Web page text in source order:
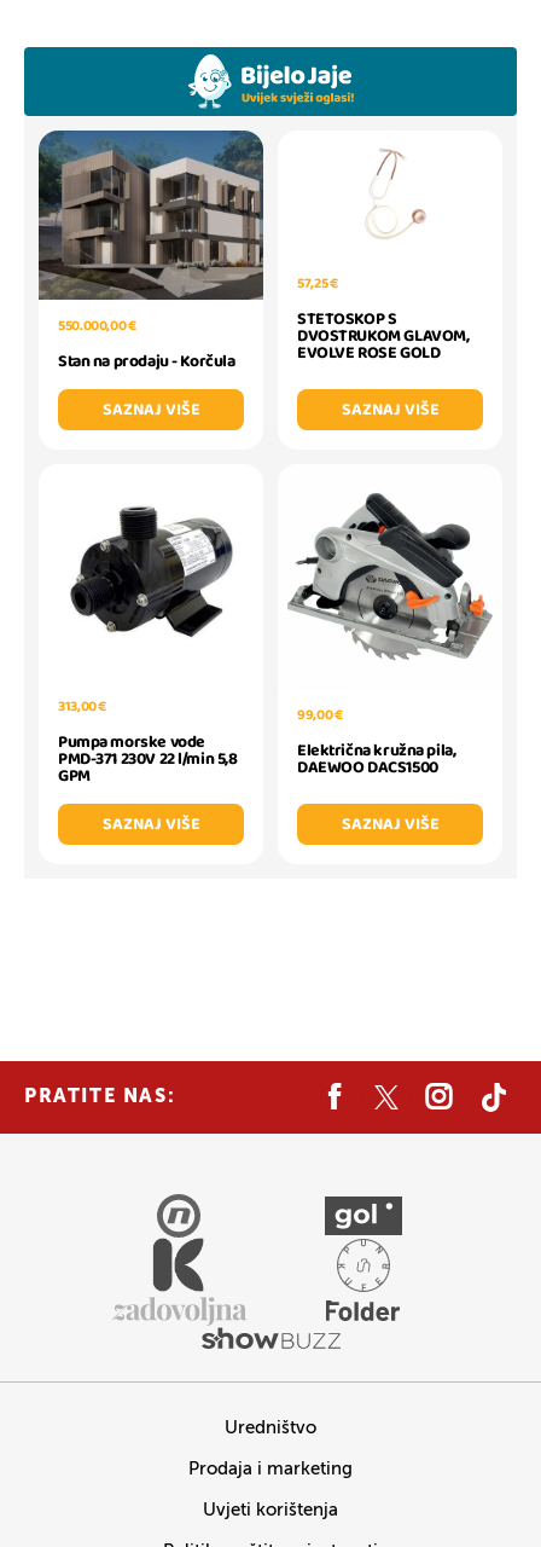
550.000,00 €
Stan na prodaju - Korčula
SAZNAJ VIŠE
57,25 €
STETOSKOP S
DVOSTRUKOM GLAVOM,
EVOLVE ROSE GOLD
SAZNAJ VIŠE
313,00 €
Pumpa morske vode
PMD-371 230V 22 l/min 5,8
GPM
SAZNAJ VIŠE
99,00 €
Električna kružna pila,
DAEWOO DACS1500
SAZNAJ VIŠE
PRATITE NAS:
Uredništvo
Prodaja i marketing
Uvjeti korištenja